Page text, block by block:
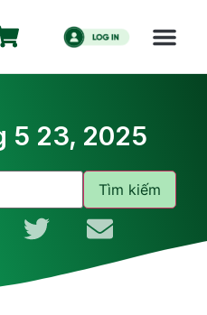
5 23, 2025